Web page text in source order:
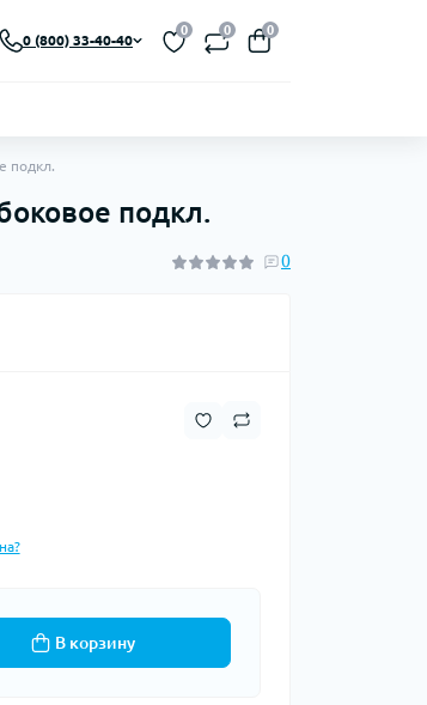
0 (800) 33-40-40
0 0 0
подкл.
подкл.
0
В корзину